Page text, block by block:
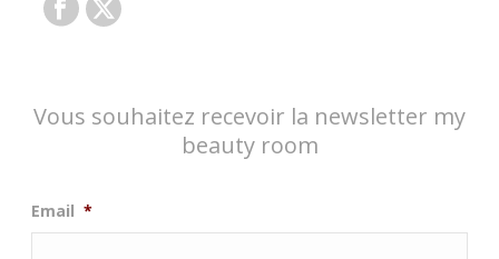
Vous souhaitez recevoir la newsletter my
beauty room
Email *